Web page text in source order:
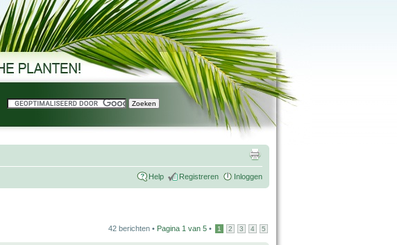
Help Registreren Inloggen
42 berichten • Pagina 1 van 5 • 1 2 3 4 5